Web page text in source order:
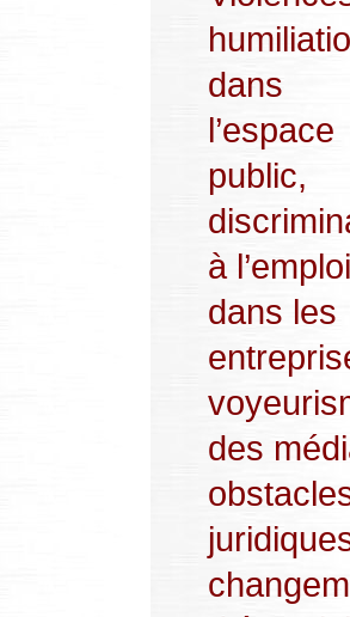
dans
l’espace
public,
à
dans les
des